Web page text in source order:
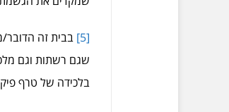
[5]
בבית זה
שגם רשתות וגם
בלכידה של טרף